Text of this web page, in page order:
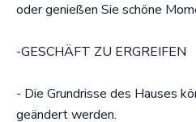
oder genießen Sie schöne
-GESCHÄFT ZU ERGREIFEN
- Die Grundrisse des Hauses
geändert werden.